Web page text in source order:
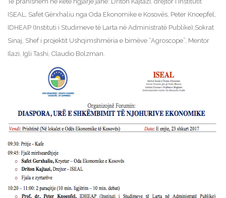
ISEAL, Safet Gërxhaliu nga Oda Ekonomike e Kosovës, Peter Knoepfel,
IDHEAP (Instituti i Studimeve të Larta në Administratë Publike),Sokrat
Sinaj, Shef i projektit Ushqimshmëria e bimëve “Agroscope”, Mentor
Ilazi, Igli Tashi, Claudio Bolzman.